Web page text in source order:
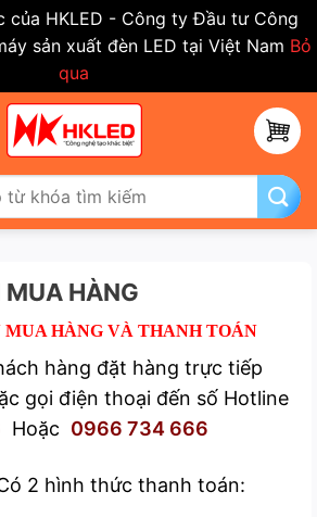
của HKLED - Công ty Đầu tư Công
sản xuất đèn LED tại Việt Nam Bỏ
qua
HÀNG
MUA HÀNG VÀ THANH TOÁN
hàng đặt hàng trực tiếp
gọi điện thoại đến số Hotline
Hoặc 0966 734 666
2 hình thức thanh toán: